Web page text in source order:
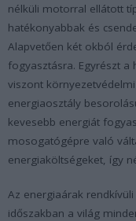
nélküli motorral ellátott
hatékonyabbak és
Alapvetően két okból
fogyasztásra. Egyrészt
viszont
energiaosztály
kevesebb energiát
mosogatógépre való
energiaköltségeket, így
Az energiaárak
időszakban a világ